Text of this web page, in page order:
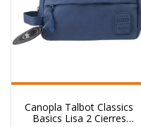
Canopla Talbot Classics
Basics Lisa 2 Cierres